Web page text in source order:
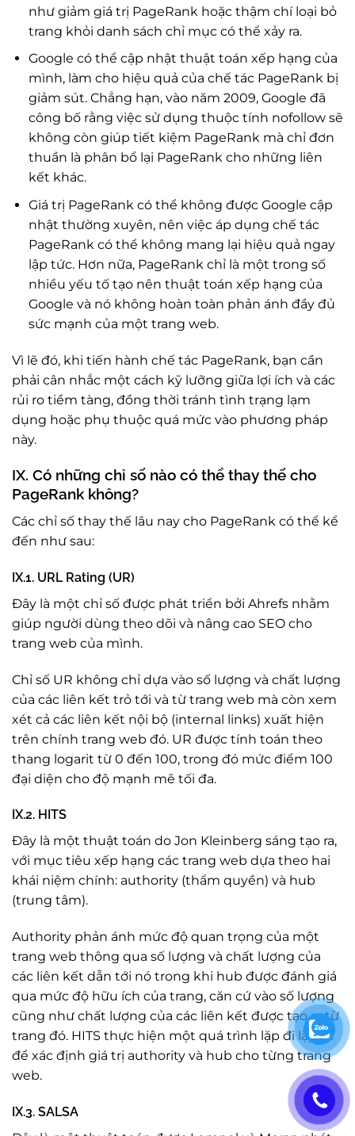
như giảm giá trị PageRank hoặc thậm chí loại bỏ
trang khỏi danh sách chỉ mục có thể xảy ra.
Google có thể cập nhật thuật toán xếp hạng của
mình, làm cho hiệu quả của chế tác PageRank bị
giảm sút. Chẳng hạn, vào năm 2009, Google đã
công bố rằng việc sử dụng thuộc tính nofollow sẽ
không còn giúp tiết kiệm PageRank mà chỉ đơn
thuần là phân bổ lại PageRank cho những liên
kết khác.
Giá trị PageRank có thể không được Google cập
nhật thường xuyên, nên việc áp dụng chế tác
PageRank có thể không mang lại hiệu quả ngay
lập tức. Hơn nữa, PageRank chỉ là một trong số
nhiều yếu tố tạo nên thuật toán xếp hạng của
Google và nó không hoàn toàn phản ánh đầy đủ
sức mạnh của một trang web.
Vì lẽ đó, khi tiến hành chế tác PageRank, bạn cần
phải cân nhắc một cách kỹ lưỡng giữa lợi ích và các
rủi ro tiềm tàng, đồng thời tránh tình trạng lạm
dụng hoặc phụ thuộc quá mức vào phương pháp
này.
IX. Có những chỉ số nào có thể thay thế cho
PageRank không?
Các chỉ số thay thế lâu nay cho PageRank có thể kể
đến như sau:
IX.1. URL Rating (UR)
Đây là một chỉ số được phát triển bởi Ahrefs nhằm
giúp người dùng theo dõi và nâng cao SEO cho
trang web của mình.
Chỉ số UR không chỉ dựa vào số lượng và chất lượng
của các liên kết trỏ tới và từ trang web mà còn xem
xét cả các liên kết nội bộ (internal links) xuất hiện
trên chính trang web đó. UR được tính toán theo
thang logarit từ 0 đến 100, trong đó mức điểm 100
đại diện cho độ mạnh mẽ tối đa.
IX.2. HITS
Đây là một thuật toán do Jon Kleinberg sáng tạo ra,
với mục tiêu xếp hạng các trang web dựa theo hai
khái niệm chính: authority (thẩm quyền) và hub
(trung tâm).
Authority phản ánh mức độ quan trọng của một
trang web thông qua số lượng và chất lượng của
các liên kết dẫn tới nó trong khi hub được đánh giá
qua mức độ hữu ích của trang, căn cứ vào số lượng
cũng như chất lượng của các liên kết được tạo ra từ
trang đó. HITS thực hiện một quá trình lặp đi lặp lại
để xác định giá trị authority và hub cho từng trang
web.
IX.3. SALSA